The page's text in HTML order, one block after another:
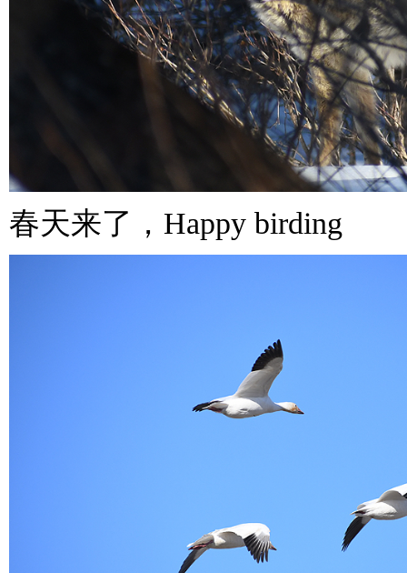
春天来了，Happy birding